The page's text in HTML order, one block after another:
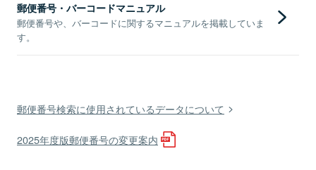
郵便番号・バーコードマニュアル
郵便番号や、バーコードに関するマニュアルを掲載していま
す。
郵便番号検索に使用されているデータについて
2025年度版郵便番号の変更案内